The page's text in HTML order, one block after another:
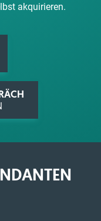
akquirieren.